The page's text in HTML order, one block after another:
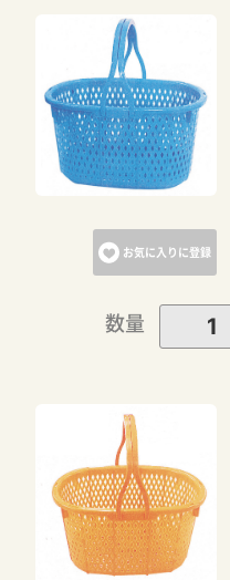
お気に入りに登録
数量